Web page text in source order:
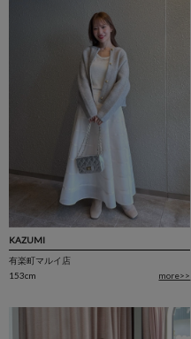
KAZUMI
有楽町マルイ店
153cm
more>>